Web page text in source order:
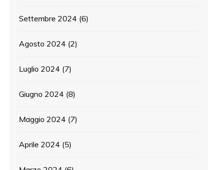
Settembre 2024 (6)
Agosto 2024 (2)
Luglio 2024 (7)
Giugno 2024 (8)
Maggio 2024 (7)
Aprile 2024 (5)